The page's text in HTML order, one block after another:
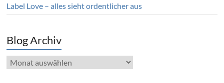
Label Love – alles sieht ordentlicher aus
Blog Archiv
Blog
Archiv